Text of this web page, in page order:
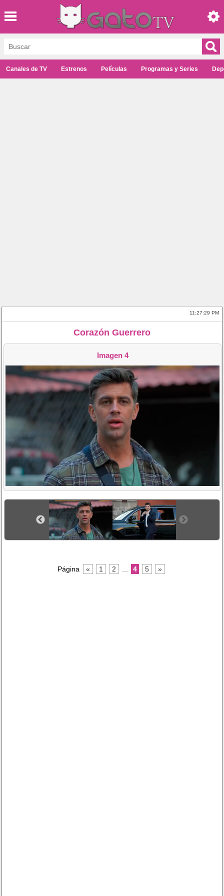
Canales de TV Estrenos Películas Programas y Series
11:27:29 PM
Corazón Guerrero
Imagen 4
Página « 1 2 4 5 »